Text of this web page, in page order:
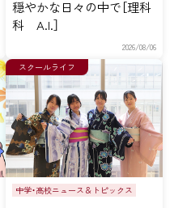
穏やかな日々の中で［理科
科 A.I.］
2026/08/06
スクールライフ
中学・高校ニュース＆トピックス